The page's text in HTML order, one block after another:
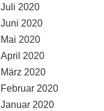
Juli 2020
Juni 2020
Mai 2020
April 2020
März 2020
Februar 2020
Januar 2020